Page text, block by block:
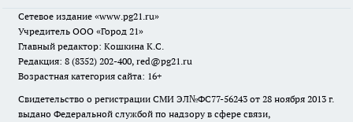
Сетевое издание «www.pg21.ru»
Учредитель ООО «Город 21»
Главный редактор: Кошкина К.С.
Редакция: 8 (8352) 202-400, red@pg21.ru
Возрастная категория сайта: 16+
Свидетельство о регистрации СМИ ЭЛ№ФС77-56243 от 28 ноября 2013 г.
выдано Федеральной службой по надзору в сфере связи,